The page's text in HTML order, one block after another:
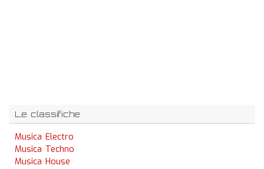
Le classifiche
Musica Electro
Musica Techno
Musica House